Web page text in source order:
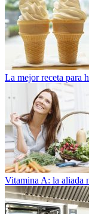
La mejor receta para
Vitamina A: la aliada